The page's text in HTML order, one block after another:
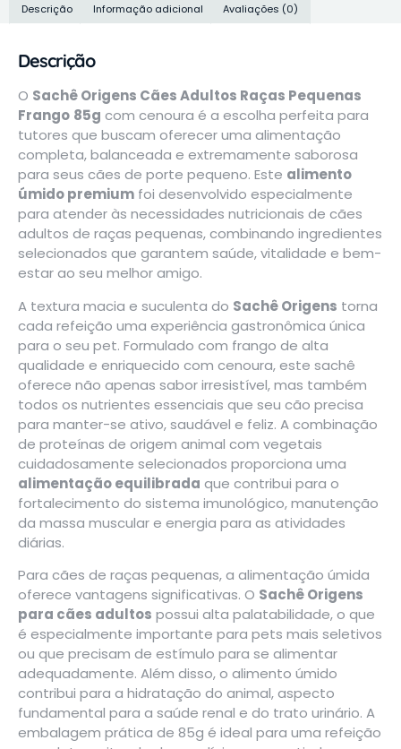
Descrição Informação adicional Avaliações (0)
Descrição
O Sachê Origens Cães Adultos Raças Pequenas
Frango 85g com cenoura é a escolha perfeita para
tutores que buscam oferecer uma alimentação
completa, balanceada e extremamente saborosa
para seus cães de porte pequeno. Este alimento
úmido premium foi desenvolvido especialmente
para atender às necessidades nutricionais de cães
adultos de raças pequenas, combinando ingredientes
selecionados que garantem saúde, vitalidade e bem-
estar ao seu melhor amigo.
A textura macia e suculenta do Sachê Origens torna
cada refeição uma experiência gastronômica única
para o seu pet. Formulado com frango de alta
qualidade e enriquecido com cenoura, este sachê
oferece não apenas sabor irresistível, mas também
todos os nutrientes essenciais que seu cão precisa
para manter-se ativo, saudável e feliz. A combinação
de proteínas de origem animal com vegetais
cuidadosamente selecionados proporciona uma
alimentação equilibrada que contribui para o
fortalecimento do sistema imunológico, manutenção
da massa muscular e energia para as atividades
diárias.
Para cães de raças pequenas, a alimentação úmida
oferece vantagens significativas. O Sachê Origens
para cães adultos possui alta palatabilidade, o que
é especialmente importante para pets mais seletivos
ou que precisam de estímulo para se alimentar
adequadamente. Além disso, o alimento úmido
contribui para a hidratação do animal, aspecto
fundamental para a saúde renal e do trato urinário. A
embalagem prática de 85g é ideal para uma refeição